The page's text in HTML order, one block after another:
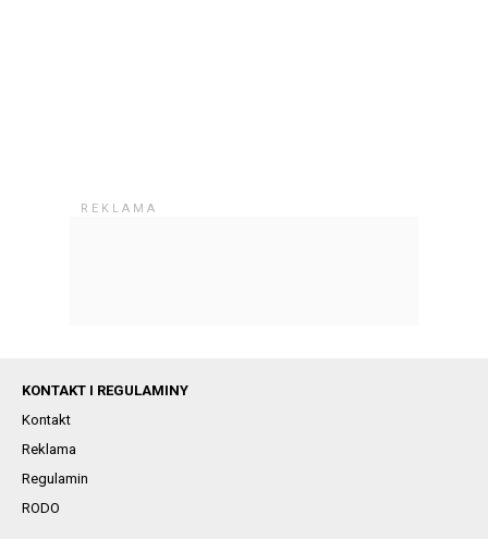
KONTAKT I REGULAMINY
Kontakt
Reklama
Regulamin
RODO